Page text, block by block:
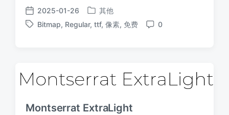
发
布
2025-01-26
发
布
其他
标
Bitmap, Regular, ttf, 像素, 免费
评
0
Montserrat ExtraLight